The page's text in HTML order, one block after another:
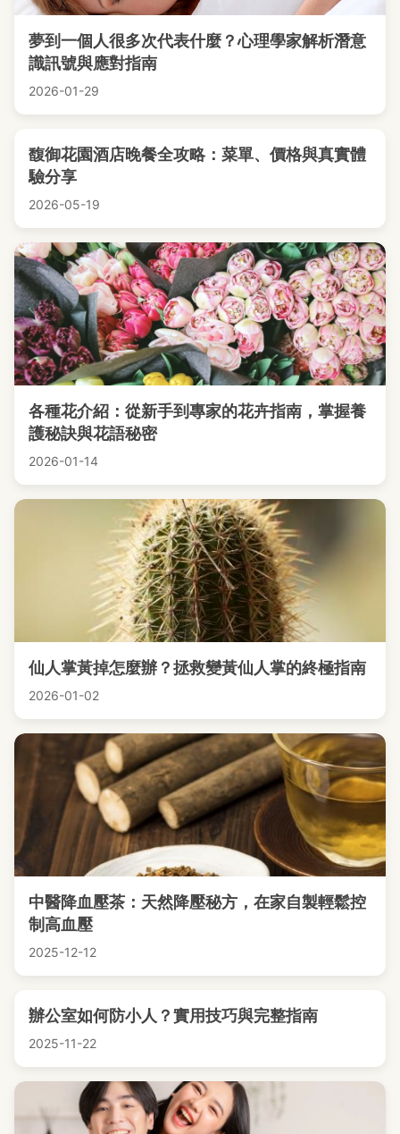
夢到一個人很多次代表什麼？心理學家解析潛意
識訊號與應對指南
2026-01-29
馥御花園酒店晚餐全攻略：菜單、價格與真實體
驗分享
2026-05-19
各種花介紹：從新手到專家的花卉指南，掌握養
護秘訣與花語秘密
2026-01-14
仙人掌黃掉怎麼辦？拯救變黃仙人掌的終極指南
2026-01-02
中醫降血壓茶：天然降壓秘方，在家自製輕鬆控
制高血壓
2025-12-12
辦公室如何防小人？實用技巧與完整指南
2025-11-22